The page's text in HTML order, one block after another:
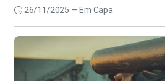
26/11/2025 — Em Capa